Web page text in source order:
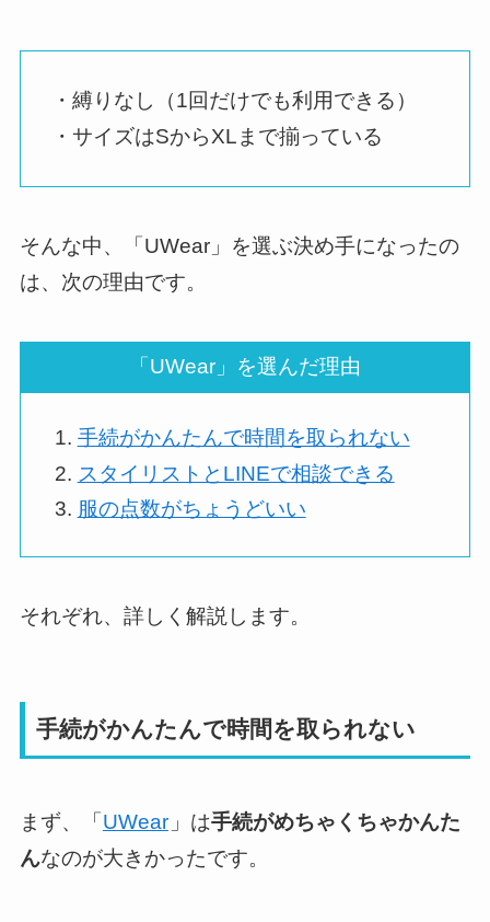
・縛りなし（1回だけでも利用できる）
・サイズはSからXLまで揃っている
そんな中、「UWear」を選ぶ決め手になったの
は、次の理由です。
「UWear」を選んだ理由
手続がかんたんで時間を取られない
スタイリストとLINEで相談できる
服の点数がちょうどいい
それぞれ、詳しく解説します。
手続がかんたんで時間を取られない
まず、「 UWear 」は手続がめちゃくちゃかんた
んなのが大きかったです。